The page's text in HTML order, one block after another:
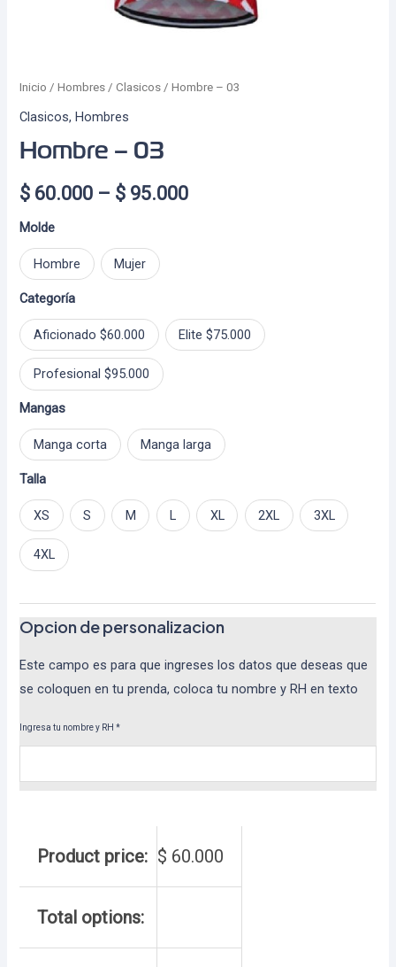
Inicio /Hombres /Clasicos / Hombre – 03
Clasicos,Hombres
Hombre – 03
$ 60.000 – $ 95.000Price
$ 95.000
Molde
Hombre Mujer
Categoría
Aficionado $60.000 Elite $75.000
Profesional $95.000
Mangas
Manga corta Manga larga
Talla
XS S M L XL 2XL 3XL
4XL
Opcion de personalizacion
Este campo es para que ingreses los datos que deseas que
se coloquen en tu prenda, coloca tu nombre y RH en texto
Ingresa tu nombre y RH*
Product price: $ 60.000
Total options: